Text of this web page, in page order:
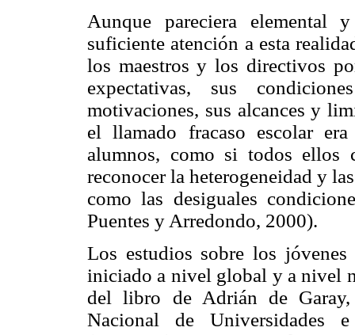
Aunque pareciera elemental
suficiente atención a esta
los maestros y los directivos
expectativas, sus
motivaciones, sus alcances y
el llamado fracaso escolar
alumnos, como si todos ellos
reconocer la heterogeneidad y
como las desiguales
Puentes y Arredondo, 2000).
Los estudios sobre los jóvenes
iniciado a nivel global y a nivel
del libro de Adrián de
Nacional de Universidades